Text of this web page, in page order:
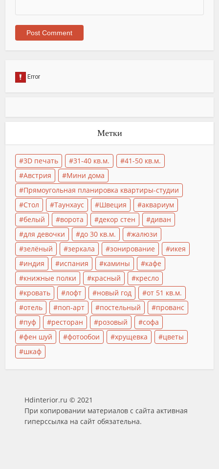
Метки
3D печать 31-40 кв.м.
41-50 кв.м.
Австрия
Мини дома
Прямоугольная планировка квартиры-студии
Стол
Таунхаус Швеция
аквариум
белый
ворота декор стен
диван
для девочки
до 30 кв.м.
жалюзи
зелёный
зеркала зонирование
икея
индия
испания камины
кафе
книжные полки
красный
кресло
кровать
лофт новый год
от 51 кв.м.
отель
поп-арт постельный
прованс
пуф
ресторан розовый
софа
фен шуй
фотообои хрущевка
цветы
шкаф
Hdinterior.ru © 2021
При копировании материалов с сайта активная
гиперссылка на сайт обязательна.